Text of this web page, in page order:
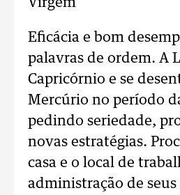
Virgem
Eficácia e bom
palavras de ordem. A
Capricórnio e se
Mercúrio no período
pedindo seriedade,
novas estratégias.
casa e o local de
administração de seus